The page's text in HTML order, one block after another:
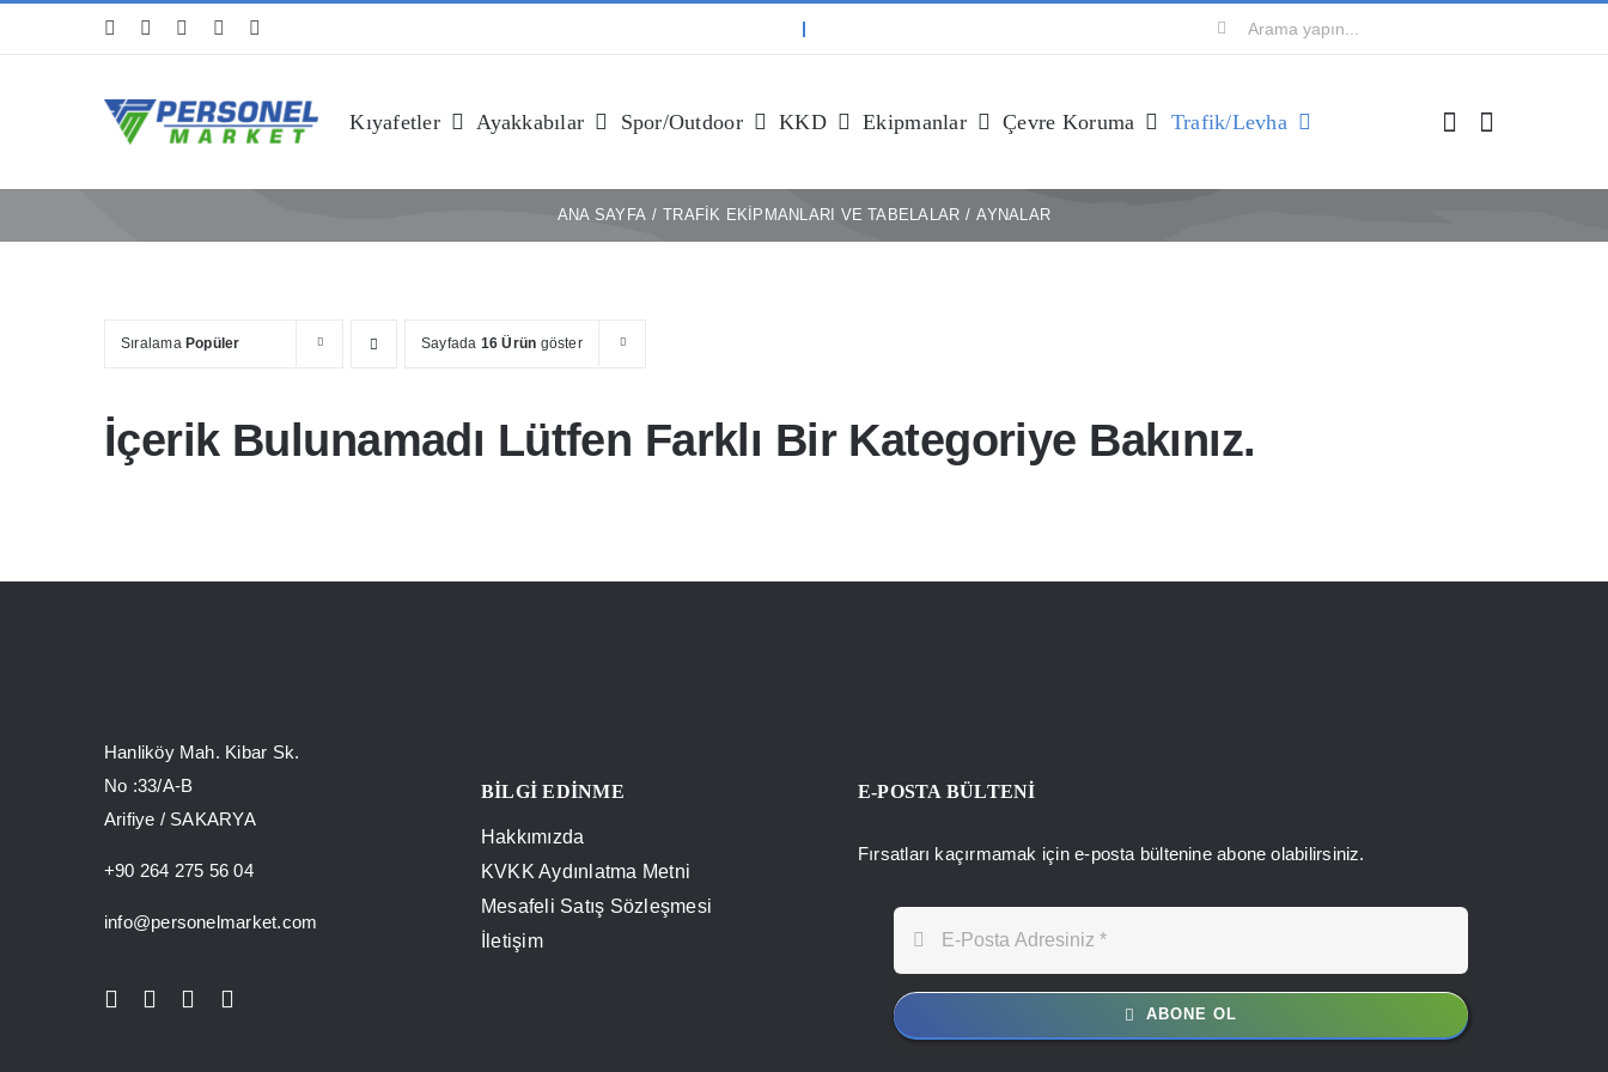
Ara:
Kıyafetler Ayakkabılar Spor/outdoor KKD Ekipmanlar Çevre Koruma Trafik/levha
ANA SAYFA TRAFIK EKIPMANLARI VE TABELALAR AYNALAR
Sıralama Popüler Sayfada 16 Ürün göster
İçerik Bulunamadı Lütfen Farklı Bir Kategoriye Bakınız.
Hanliköy Mah. Kibar Sk.
No :33/A-B
Arifiye / SAKARYA
+90 264 275 56 04
info@personelmarket.com
BİLGİ EDİNME
Hakkımızda
KVKK Aydınlatma Metni
Mesafeli Satış Sözleşmesi
İletişim
E-POSTA BÜLTENİ
Fırsatları kaçırmamak için e-posta bültenine abone olabilirsiniz.
ABONE OL